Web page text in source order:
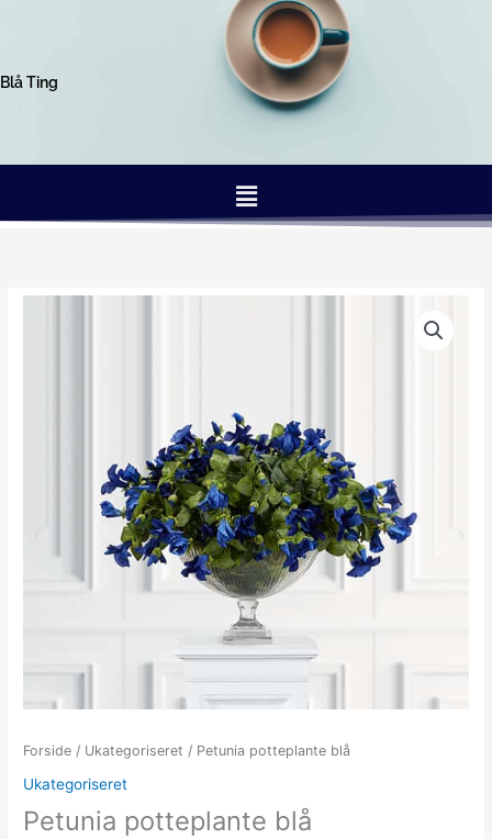
Blå Ting
Menu
Forside / Ukategoriseret / Petunia potteplante blå
Ukategoriseret
Petunia potteplante blå